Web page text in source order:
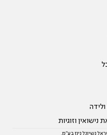
ולידה
נישואין וזוגיות
נשיונל ניוז בע"מ.